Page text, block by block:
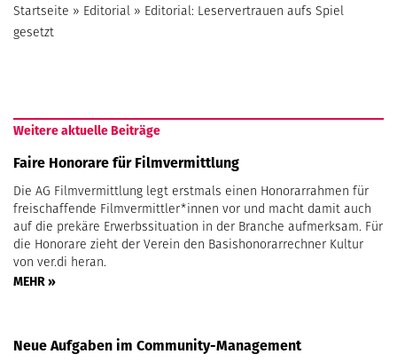
Startseite » Editorial » Editorial: Leservertrauen aufs Spiel
gesetzt
Weitere aktuelle Beiträge
Faire Honorare für Filmvermittlung
Die AG Filmvermittlung legt erstmals einen Honorarrahmen für
freischaffende Filmvermittler*innen vor und macht damit auch
auf die prekäre Erwerbssituation in der Branche aufmerksam. Für
die Honorare zieht der Verein den Basishonorarrechner Kultur
von ver.di heran.
MEHR »
Neue Aufgaben im Community-Management